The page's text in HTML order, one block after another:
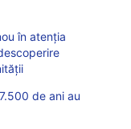
în atenția
de ani au